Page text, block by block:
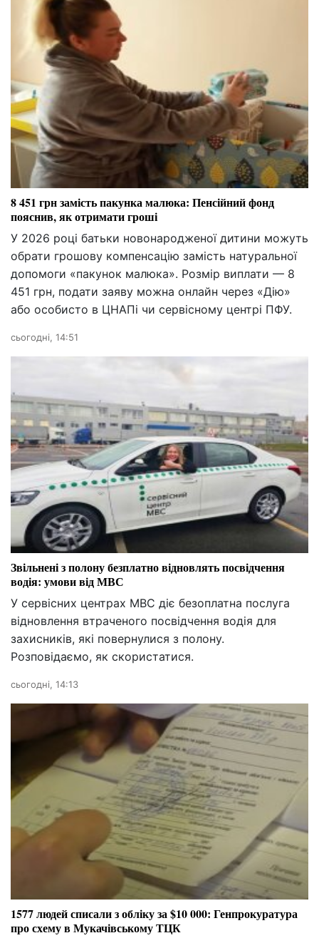
8 451 грн замість пакунка малюка: Пенсійний фонд
пояснив, як отримати гроші
У 2026 році батьки новонародженої дитини можуть
обрати грошову компенсацію замість натуральної
допомоги «пакунок малюка». Розмір виплати — 8
451 грн, подати заяву можна онлайн через «Дію»
або особисто в ЦНАПі чи сервісному центрі ПФУ.
сьогодні, 14:51
Звільнені з полону безплатно відновлять посвідчення
водія: умови від МВС
У сервісних центрах МВС діє безоплатна послуга
відновлення втраченого посвідчення водія для
захисників, які повернулися з полону.
Розповідаємо, як скористатися.
сьогодні, 14:13
1577 людей списали з обліку за $10 000: Генпрокуратура
про схему в Мукачівському ТЦК